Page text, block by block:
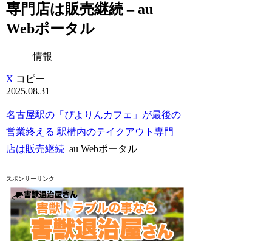
専門店は販売継続 – au
Webポータル
情報
X コピー
2025.08.31
名古屋駅の「ぴよりんカフェ」が最後の
営業終える 駅構内のテイクアウト専門
店は販売継続 au Webポータル
スポンサーリンク